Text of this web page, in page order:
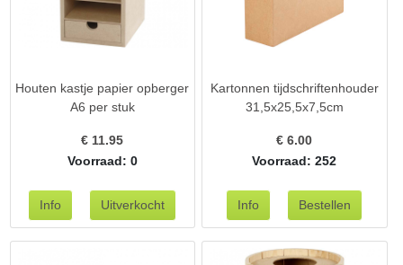
Houten kastje papier opberger
A6 per stuk
€ 11.95
Voorraad: 0
Kartonnen tijdschriftenhouder
31,5x25,5x7,5cm
€6.00
Voorraad: 252